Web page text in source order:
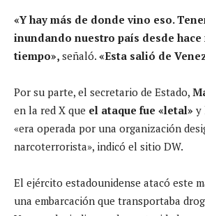
«Y hay más de donde vino eso.
inundando nuestro país desde hace
tiempo», señaló. «Esta salió de
Por su parte, el secretario de Estado,
en la red X que el ataque fue «letal» y
«era operada por una organización
narcoterrorista», indicó el sitio DW.
El ejército estadounidense atacó este
una embarcación que transportaba